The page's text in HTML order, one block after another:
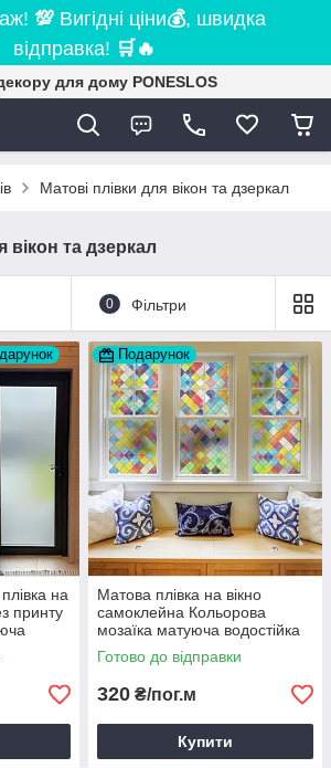
💯 Вигідні ціни💰, швидка
відправка! 🛒 🔥
для дому PONESLOS
Матові плівки для вікон та дзеркал
вікон та дзеркал
0 Фільтри
на
принту
Подарунок
Матова плівка на вікно
самоклейна Кольорова
мозаїка матуюча водостійка
на дзеркало шафи 1 пог.м
1000х1000 мм
Готово до відправки
320 ₴/пог.м
Купити